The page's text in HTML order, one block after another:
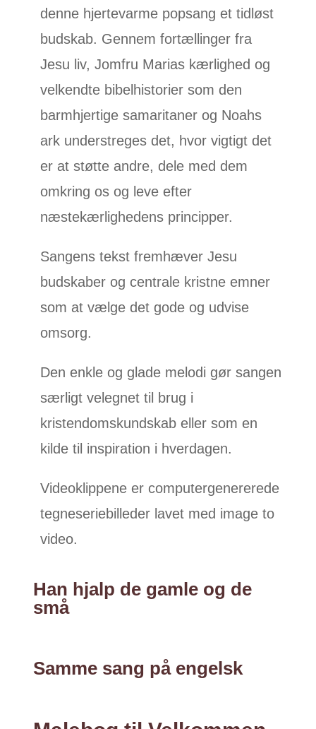
denne hjertevarme popsang et tidløst
budskab. Gennem fortællinger fra
Jesu liv, Jomfru Marias kærlighed og
velkendte bibelhistorier som den
barmhjertige samaritaner og Noahs
ark understreges det, hvor vigtigt det
er at støtte andre, dele med dem
omkring os og leve efter
næstekærlighedens principper.
Sangens tekst fremhæver Jesu
budskaber og centrale kristne emner
som at vælge det gode og udvise
omsorg.
Den enkle og glade melodi gør sangen
særligt velegnet til brug i
kristendomskundskab eller som en
kilde til inspiration i hverdagen.
Videoklippene er computergenererede
tegneseriebilleder lavet med image to
video.
Han hjalp de gamle og de
små
Samme sang på engelsk